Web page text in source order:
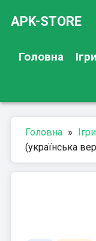
APK-STORE
Головна Ігри
Головна » Ігри
(українська